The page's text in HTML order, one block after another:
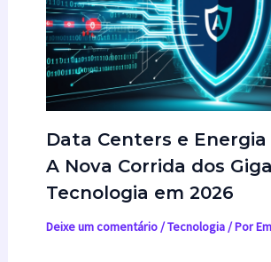
Data Centers e
A Nova Corrida dos
Tecnologia em 2026
Deixe um comentário/Tecnologia/ Por